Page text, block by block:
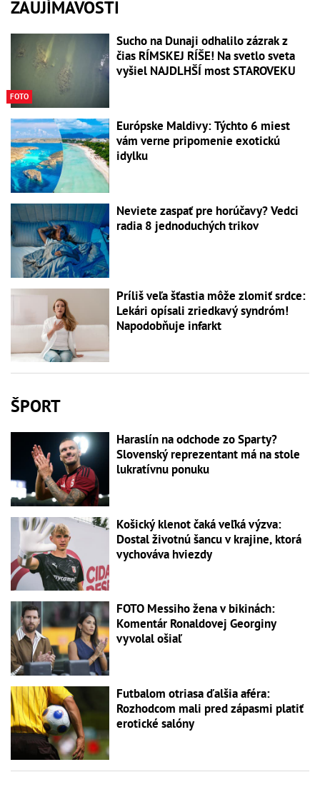
ZAUJÍMAVOSTI
FOTO
Sucho na Dunaji odhalilo zázrak z
čias RÍMSKEJ RÍŠE! Na svetlo sveta
vyšiel NAJDLHŠÍ most STAROVEKU
Európske Maldivy: Týchto 6 miest
vám verne pripomenie exotickú
idylku
Neviete zaspať pre horúčavy? Vedci
radia 8 jednoduchých trikov
Príliš veľa šťastia môže zlomiť srdce:
Lekári opísali zriedkavý syndróm!
Napodobňuje infarkt
ŠPORT
Haraslín na odchode zo Sparty?
Slovenský reprezentant má na stole
lukratívnu ponuku
Košický klenot čaká veľká výzva:
Dostal životnú šancu v krajine, ktorá
vychováva hviezdy
FOTO Messiho žena v bikinách:
Komentár Ronaldovej Georginy
vyvolal ošiaľ
Futbalom otriasa ďalšia aféra:
Rozhodcom mali pred zápasmi platiť
erotické salóny